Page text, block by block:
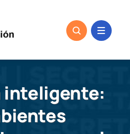
inteligente: